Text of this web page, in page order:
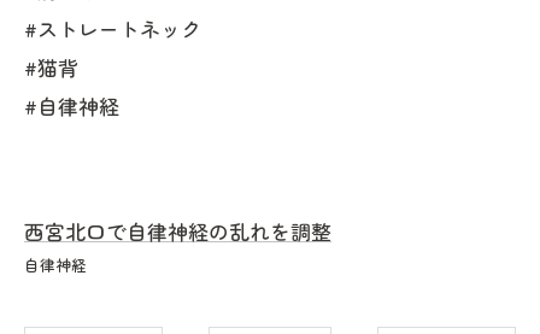
#ストレートネック
#猫背
#自律神経
西宮北口で自律神経の乱れを調整
自律神経